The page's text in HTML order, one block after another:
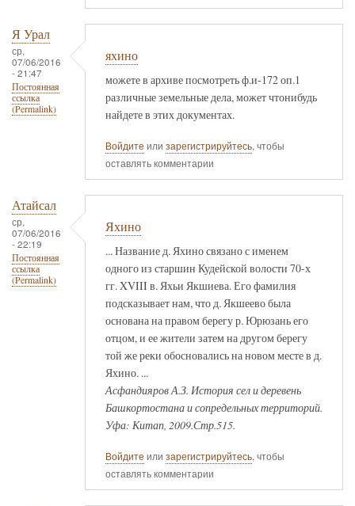
Я Урал
ср,
07/06/2016
- 21:47
Постоянная
ссылка
(Permalink)
яхино
можете в архиве посмотреть ф.и-172 оп.1
различные земельные дела, может чтонибудь
найдете в этих документах.
Войдите или зарегистрируйтесь, чтобы
оставлять комментарии
Атайсал
ср,
07/06/2016
- 22:19
Постоянная
ссылка
(Permalink)
Яхино
... Название д. Яхино связано с именем
одного из старшин Кудейской волости 70-х
гг. XVIII в. Яхьи Якшиева. Его фамилия
подсказывает нам, что д. Якшеево была
основана на правом берегу р. Юрюзань его
отцом, и ее жители затем на другом берегу
той же реки обосновались на новом месте в д.
Яхино. ...
Асфандияров А.З. История сел и деревень
Башкортостана и сопредельных территорий.
Уфа: Китап, 2009.Стр.515.
Войдите или зарегистрируйтесь, чтобы
оставлять комментарии